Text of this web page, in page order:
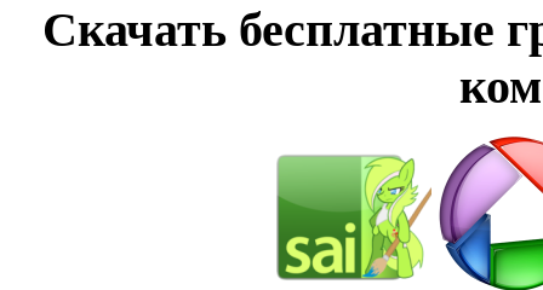
Cкачать бесплатные